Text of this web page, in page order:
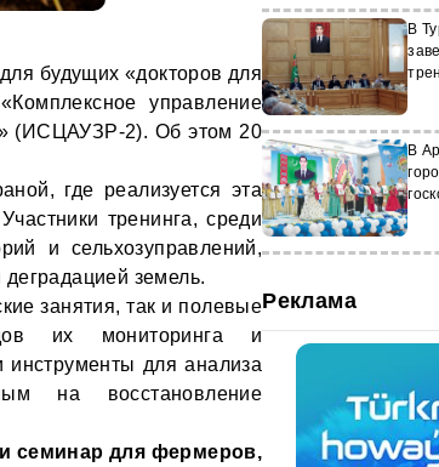
будущих «докторов для
управление
(ИСЦАУЗР-2). Об этом 20
где реализуется эта
тренинга, среди
и сельхозуправлений,
земель.
занятия, так и полевые
их мониторинга и
инструменты для анализа
на восстановление
семинар для фермеров,
В
В
Реклама